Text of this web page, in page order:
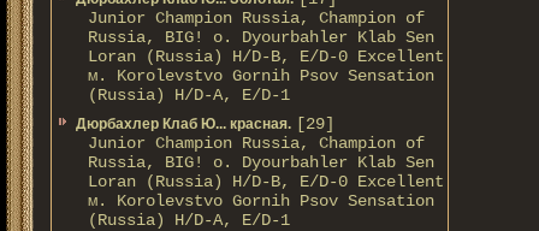
Junior Champion Russia, Champion of
Russia, BIG! о. Dyourbahler Klab Sen
Loran (Russia) H/D-B, E/D-0 Excellent
м. Korolevstvo Gornih Psov Sensation
(Russia) H/D-A, E/D-1
Дюрбахлер Клаб Ю... красная. [29]
Junior Champion Russia, Champion of
Russia, BIG! о. Dyourbahler Klab Sen
Loran (Russia) H/D-B, E/D-0 Excellent
м. Korolevstvo Gornih Psov Sensation
(Russia) H/D-A, E/D-1